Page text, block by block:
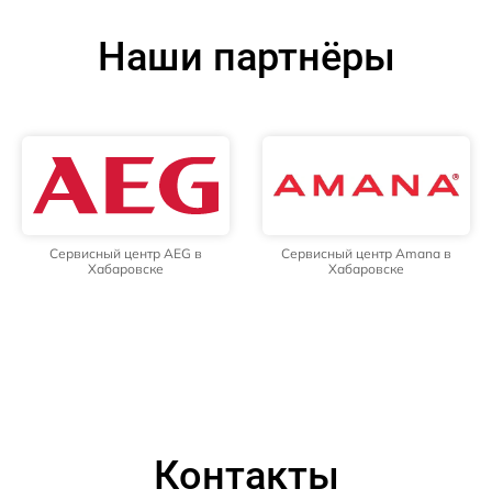
Наши партнёры
Сервисный центр AEG в
Хабаровске
Сервисный центр Amana в
Хабаровске
Контакты